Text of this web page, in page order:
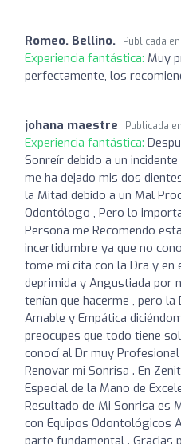
Romeo. Bellino. Publicada en
Experiencia fantástica: Muy
perfectamente, los
johana maestre Publicada en
Experiencia fantástica:
Sonreír debido a un
me ha dejado mis dos
la Mitad debido a un Mal
Odontólogo , Pero lo
Persona me Recomendo
incertidumbre ya que no
tome mi cita con la Dra y en
deprimida y Angustiada por
tenían que hacerme , pero
Amable y Empática
preocupes que todo tiene
conocí al Dr muy
Renovar mi Sonrisa . En
Especial de la Mano de
Resultado de Mi Sonrisa es
con Equipos Odontológicos
parte fundamental . Gracias